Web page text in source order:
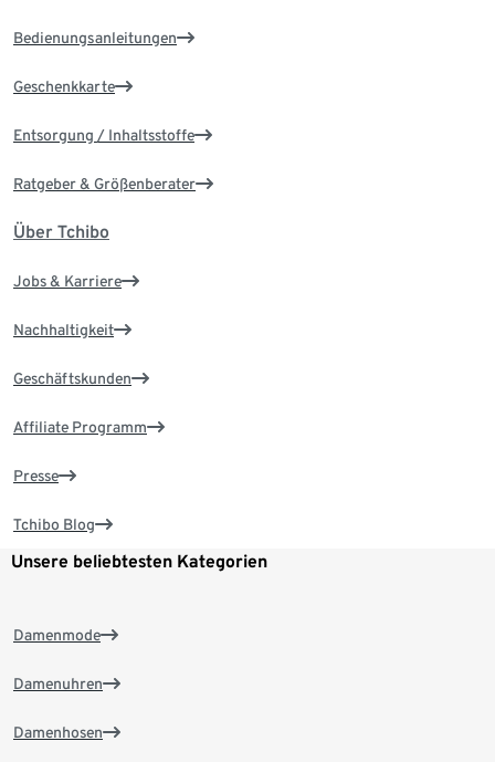
Bedienungsanleitungen
Geschenkkarte
Entsorgung / Inhaltsstoffe
Ratgeber & Größenberater
Über Tchibo
Jobs & Karriere
Nachhaltigkeit
Geschäftskunden
Affiliate Programm
Presse
Tchibo Blog
Unsere beliebtesten Kategorien
Damenmode
Damenuhren
Damenhosen